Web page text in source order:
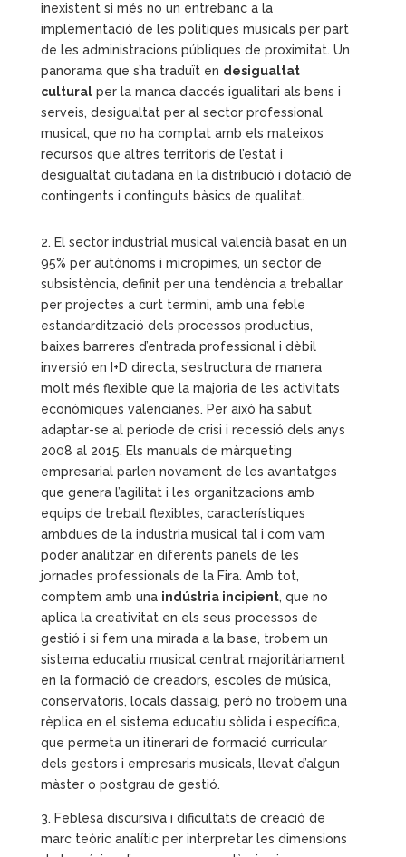
inexistent si més no un entrebanc a la
implementació de les polítiques musicals per part
de les administracions públiques de proximitat. Un
panorama que s’ha traduït en desigualtat
culturalper la manca d’accés igualitari als bens i
serveis, desigualtat per al sector professional
musical, que no ha comptat amb els mateixos
recursos que altres territoris de l’estat i
desigualtat ciutadana en la distribució i dotació de
contingents i continguts bàsics de qualitat.
2. El sector industrial musical valencià basat en un
95% per autònoms i micropimes, un sector de
subsistència, definit per una tendència a treballar
per projectes a curt termini, amb una feble
estandardització dels processos productius,
baixes barreres d’entrada professional i dèbil
inversió en I+D directa, s’estructura de manera
molt més flexible que la majoria de les activitats
econòmiques valencianes. Per això ha sabut
adaptar-se al període de crisi i recessió dels anys
2008 al 2015. Els manuals de màrqueting
empresarial parlen novament de les avantatges
que genera l’agilitat i les organitzacions amb
equips de treball flexibles, característiques
ambdues de la industria musical tal i com vam
poder analitzar en diferents panels de les
jornades professionals de la Fira. Amb tot,
comptem amb una indústria incipient, que no
aplica la creativitat en els seus processos de
gestió i si fem una mirada a la base, trobem un
sistema educatiu musical centrat majoritàriament
en la formació de creadors, escoles de música,
conservatoris, locals d’assaig, però no trobem una
rèplica en el sistema educatiu sòlida i específica,
que permeta un itinerari de formació curricular
dels gestors i empresaris musicals, llevat d’algun
màster o postgrau de gestió.
3. Feblesa discursiva i dificultats de creació de
marc teòric analític per interpretar les dimensions